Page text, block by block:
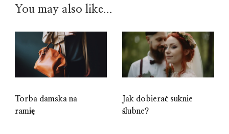
You may also like...
Torba damska na
ramię
Jak dobierać suknie
ślubne?